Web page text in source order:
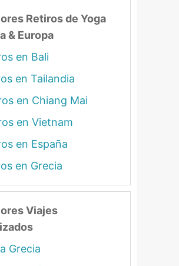
Retiros de Yoga
& Europa
en Bali
en Tailandia
en Chiang Mai
en Vietnam
en España
en Grecia
Viajes
Grecia